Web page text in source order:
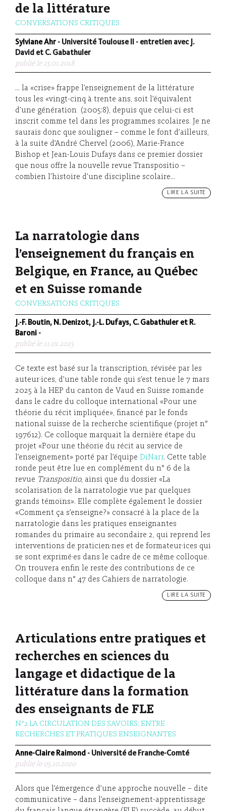
de la littérature
CONVERSATIONS CRITIQUES
Sylviane Ahr - Université Toulouse II - entretien avec J.
David et C. Gabathuler
publié le 25.01.2018
... la «crise» frappe l’enseignement de la littérature
tous les «vingt-cinq à trente ans, soit l’équivalent
d’une génération (2005:8), depuis que celui-ci est
inscrit comme tel dans les programmes scolaires. Je ne
saurais donc que souligner – comme le font d’ailleurs,
à la suite d’André Chervel (2006), Marie-France
Bishop et Jean-Louis Dufays dans ce premier dossier
que nous offre la nouvelle revue Transpositio –
combien l’histoire d’une discipline scolaire...
LIRE LA SUITE
La narratologie dans
l’enseignement du français en
Belgique, en France, au Québec
et en Suisse romande
CONVERSATIONS CRITIQUES
J.-F. Boutin, N. Denizot, J.-L. Dufays, C. Gabathuler et R.
Baroni -
publié le 11.01.2025
Ce texte est basé sur la transcription, révisée par les
auteur·ices, d’une table ronde qui s’est tenue le 7 mars
2025 à la HEP du canton de Vaud en Suisse romande
dans le cadre du colloque international «Pour une
théorie du récit impliquée», financé par le fonds
national suisse de la recherche scientifique (projet n°
197612). Ce colloque marquait la dernière étape du
projet «Pour une théorie du récit au service de
l’enseignement» porté par l’équipe DiNarr. Cette table
ronde peut être lue en complément du n° 6 de la
revue Transpositio, ainsi que du dossier «La
scolarisation de la narratologie vue par quelques
grands témoins». Elle complète également le dossier
«Comment ça s’enseigne?» consacré à la place de la
narratologie dans les pratiques enseignantes
romandes du primaire au secondaire 2, qui reprend les
interventions de praticien·nes et de formateur·ices qui
se sont exprimé·es dans le cadre de ce même colloque.
On trouvera enfin le reste des contributions de ce
colloque dans n° 47 des Cahiers de narratologie.
LIRE LA SUITE
Articulations entre pratiques et
recherches en sciences du
langage et didactique de la
littérature dans la formation
des enseignants de FLE
N°2 LA CIRCULATION DES SAVOIRS: ENTRE
RECHERCHES ET PRATIQUES ENSEIGNANTES
Anne-Claire Raimond - Université de Franche-Comté
publié le 05.10.2020
Alors que l’émergence d’une approche nouvelle – dite
communicative – dans l’enseignement-apprentissage